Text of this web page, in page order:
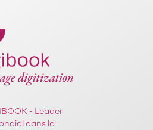
- Leader
dans la